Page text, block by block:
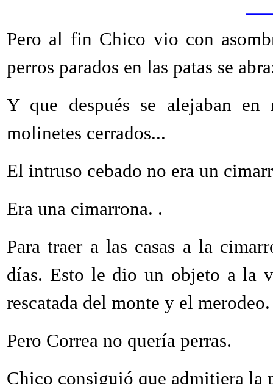
Pero al fin Chico vio con
perros parados en las patas se
Y que después se alejaban en
molinetes cerrados...
El intruso cebado no era un
Era una cimarrona. .
Para traer a las casas a la
días. Esto le dio un objeto a la
rescatada del monte y el merodeo.
Pero Correa no quería perras.
Chico consiguió que admitiera la